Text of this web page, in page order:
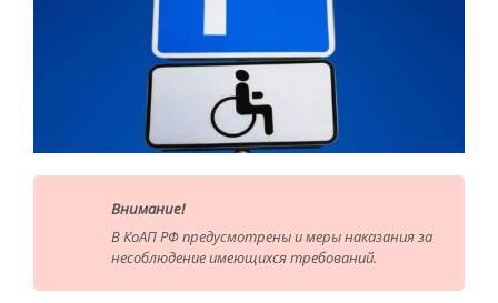
Внимание!
В КоАП РФ предусмотрены и меры наказания за
несоблюдение имеющихся требований.